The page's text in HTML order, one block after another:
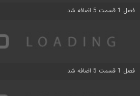
فصل 1 قسمت 5 اضافه شد
فصل 1 قسمت 5 اضافه شد